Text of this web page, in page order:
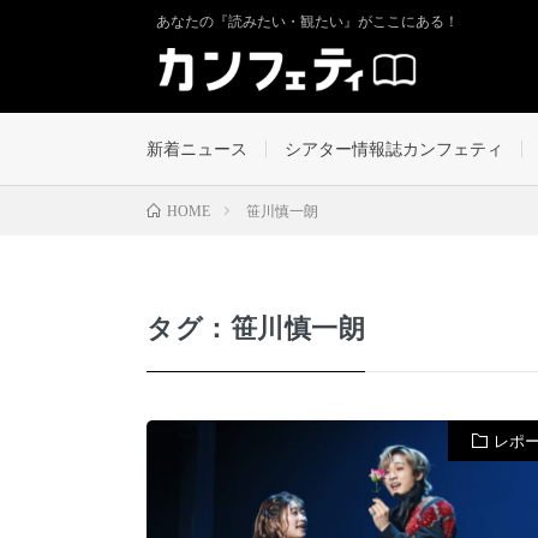
あなたの『読みたい・観たい』がここにある！
新着ニュース シアター情報誌カンフェティ
HOME 笹川慎一朗
タグ：笹川慎一朗
レポ